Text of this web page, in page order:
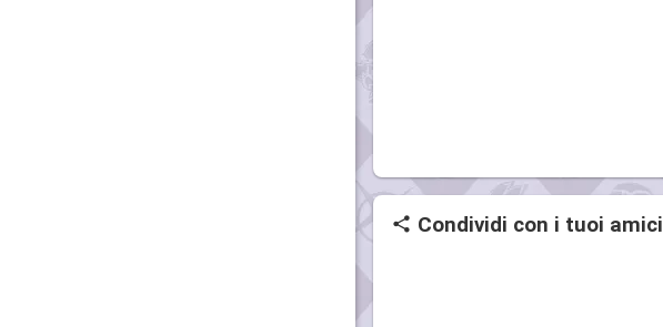
Condividi con i tuoi amici